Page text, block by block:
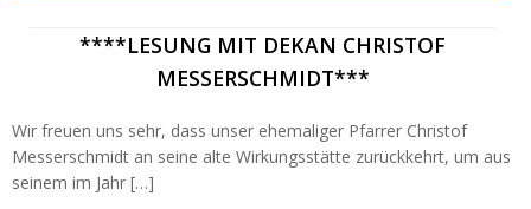
****LESUNG MIT DEKAN CHRISTOF
MESSERSCHMIDT***
Wir freuen uns sehr, dass unser ehemaliger Pfarrer Christof
Messerschmidt an seine alte Wirkungsstätte zurückkehrt, um aus
seinem im Jahr […]